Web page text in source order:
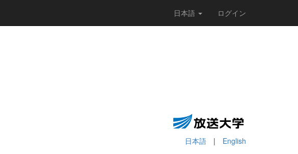
日本語 ログイン
日本語 | English